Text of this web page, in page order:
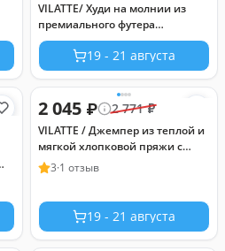
VILATTE/ Худи на молнии из
премиального футера
трехнитки с начесом
19 - 21 августа
2 045 ₽ 2 771₽
VILATTE / Джемпер из теплой и
мягкой хлопковой пряжи с
добавлением акрила
3·1 отзыв
19 - 21 августа